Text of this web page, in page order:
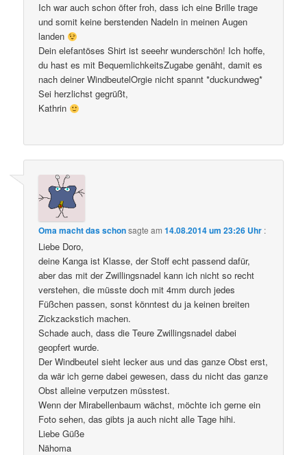
Ich war auch schon öfter froh, dass ich eine Brille trage
und somit keine berstenden Nadeln in meinen Augen
landen
Dein elefantöses Shirt ist seeehr wunderschön! Ich hoffe,
du hast es mit BequemlichkeitsZugabe genäht, damit es
nach deiner WindbeutelOrgie nicht spannt *duckundweg*
Sei herzlichst gegrüßt,
Kathrin
Oma macht das schonsagte am14.08.2014 um 23:26 Uhr :
Liebe Doro,
deine Kanga ist Klasse, der Stoff echt passend dafür,
aber das mit der Zwillingsnadel kann ich nicht so recht
verstehen, die müsste doch mit 4mm durch jedes
Füßchen passen, sonst könntest du ja keinen breiten
Zickzackstich machen.
Schade auch, dass die Teure Zwillingsnadel dabei
geopfert wurde.
Der Windbeutel sieht lecker aus und das ganze Obst erst,
da wär ich gerne dabei gewesen, dass du nicht das ganze
Obst alleine verputzen müsstest.
Wenn der Mirabellenbaum wächst, möchte ich gerne ein
Foto sehen, das gibts ja auch nicht alle Tage hihi.
Liebe Güße
Nähoma